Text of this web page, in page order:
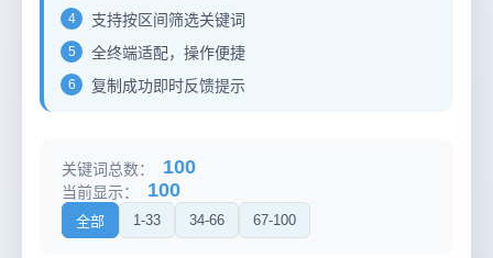
4 支持按区间筛选关键词
5 全终端适配，操作便捷
6 复制成功即时反馈提示
关键词总数： 100
当前显示： 100
全部 1-33 34-66 67-100